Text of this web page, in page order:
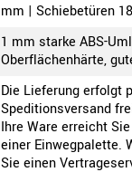
mm | Schiebetüren
1 mm starke ABS-
Oberflächenhärte,
Die Lieferung erfolgt
Speditionsversand
Ihre Ware erreicht
einer Einwegpalette.
Sie einen